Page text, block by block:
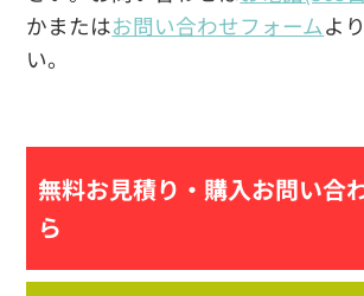
かまたはお問い合わせフォームよ
い。
無料お見積り・ 購入お問い合
ら